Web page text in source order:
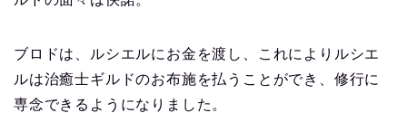
ブロドは、ルシエルにお金を渡し、これによりルシエ
ルは治癒士ギルドのお布施を払うことができ、修行に
専念できるようになりました。